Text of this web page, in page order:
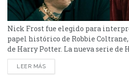
Nick Frost fue elegido para
papel histórico de Robbie
de Harry Potter. La nueva serie de
camino. HBO viene confirmando
elenco que volverá a traer el
LEER MÁS